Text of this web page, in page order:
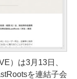
）は3月13日、
を連結子会